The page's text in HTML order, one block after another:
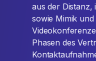
aus der Distanz,
sowie Mimik
Phasen des